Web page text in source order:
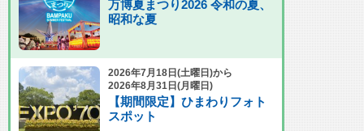
万博夏まつり2026 令和の夏、
昭和な夏
2026年7月18日(土曜日)から
2026年8月31日(月曜日)
【期間限定】ひまわりフォト
スポット